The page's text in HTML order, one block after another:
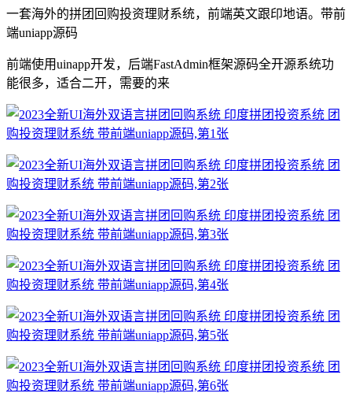
一套海外的拼团回购投资理财系统，前端英文跟印地语。带前
端uniapp源码
前端使用uinapp开发，后端FastAdmin框架源码全开源系统功
能很多，适合二开，需要的来